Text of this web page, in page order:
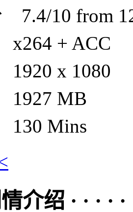
7.4/10 from
+ ACC
x 1080
MB
Mins
介绍 · · · · ·